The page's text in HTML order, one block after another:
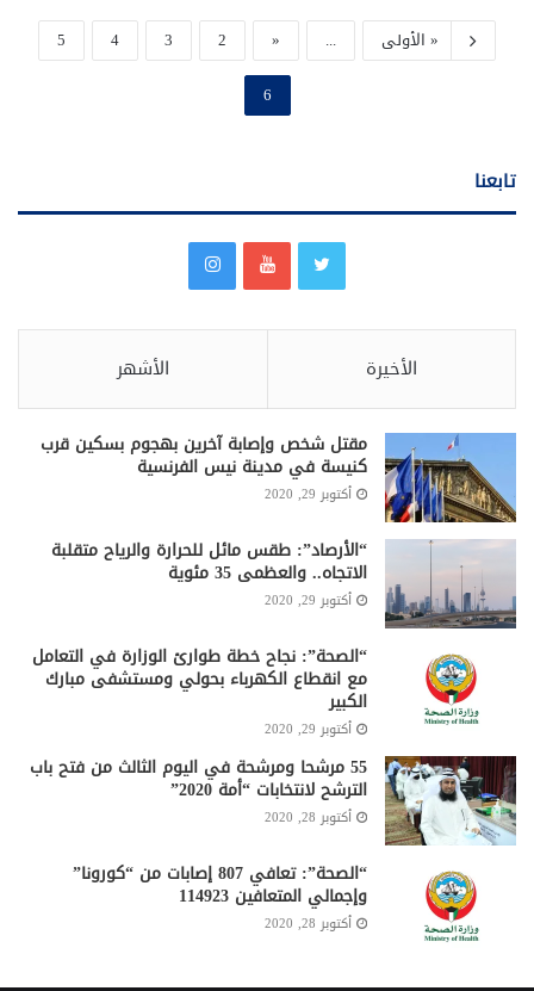
« الأولى ...
«
2
3
4
5
6
تابعنا
الأخيرة الأشهر
مقتل شخص وإصابة آخرين بهجوم بسكين قرب
كنيسة في مدينة نيس الفرنسية
أكتوبر 29, 2020
“الأرصاد”: طقس مائل للحرارة والرياح متقلبة
الاتجاه.. والعظمى 35 مئوية
أكتوبر 29, 2020
“الصحة”: نجاح خطة طوارئ الوزارة في التعامل
مع انقطاع الكهرباء بحولي ومستشفى مبارك
الكبير
أكتوبر 29, 2020
55 مرشحا ومرشحة في اليوم الثالث من فتح باب
الترشح لانتخابات “أمة 2020”
أكتوبر 28, 2020
“الصحة”: تعافي 807 إصابات من “كورونا”
وإجمالي المتعافين 114923
أكتوبر 28, 2020